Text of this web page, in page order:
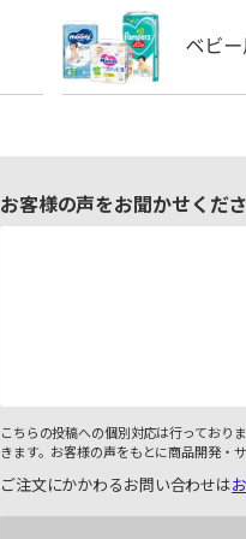
お客様の声をお聞かせくだ
こちらの投稿への個別対応は行っており
きます。お客様の声をもとに商品開発・
ご注文にかかわるお問い合わせは